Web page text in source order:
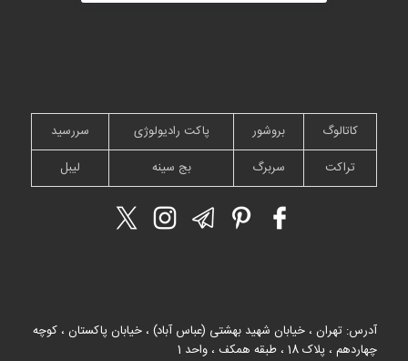
کاتالوگ بروشور پاکت رادیولوژی
سررسید
تراکت
سربرگ بج سینه لیبل
آدرس: تهران ، خیابان شهید بهشتی (عباس آباد) ، خیابان پاکستان ، کوچه
چهاردهم ، پلاک 18 ، طبقه همکف ، واحد 1